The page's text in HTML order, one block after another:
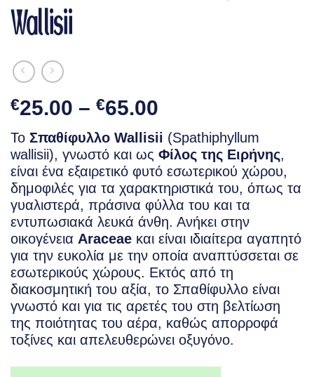
Wallisii
€25.00 – €65.00
range:
€25.00
through
€65.00
Το Σπαθίφυλλο Wallisii (Spathiphyllum
wallisii), γνωστό και ως Φίλος της Ειρήνης,
είναι ένα εξαιρετικό φυτό εσωτερικού χώρου,
δημοφιλές για τα χαρακτηριστικά του, όπως τα
γυαλιστερά, πράσινα φύλλα του και τα
εντυπωσιακά λευκά άνθη. Ανήκει στην
οικογένεια Araceae και είναι ιδιαίτερα αγαπητό
για την ευκολία με την οποία αναπτύσσεται σε
εσωτερικούς χώρους. Εκτός από τη
διακοσμητική του αξία, το Σπαθίφυλλο είναι
γνωστό και για τις αρετές του στη βελτίωση
της ποιότητας του αέρα, καθώς απορροφά
τοξίνες και απελευθερώνει οξυγόνο.